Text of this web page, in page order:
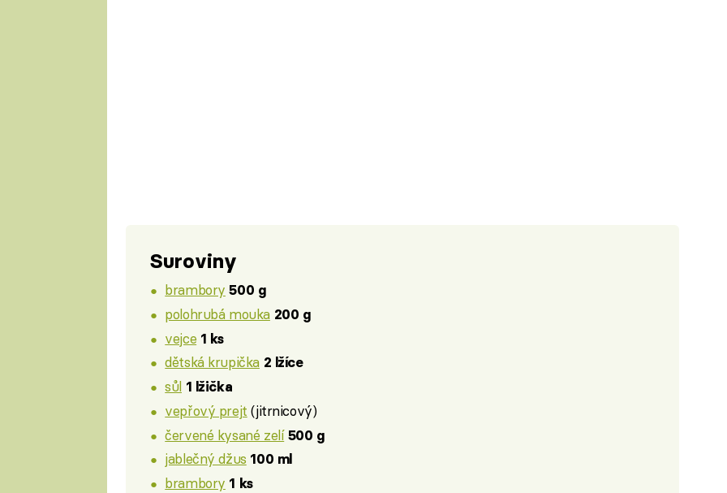
Suroviny
brambory 500 g
polohrubá mouka 200 g
vejce 1 ks
dětská krupička 2 lžíce
sůl 1 lžička
vepřový prejt (jitrnicový)
červené kysané zelí 500 g
jablečný džus 100 ml
brambory 1 ks